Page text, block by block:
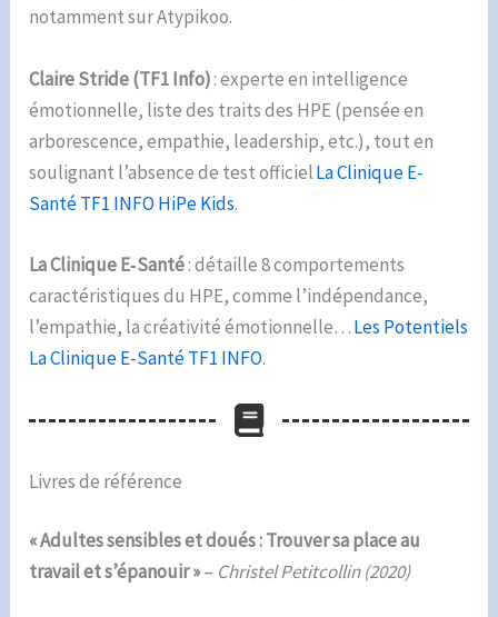
notamment sur Atypikoo.
Claire Stride (TF1 Info): experte en intelligence
émotionnelle, liste des traits des HPE (pensée en
arborescence, empathie, leadership, etc.), tout en
soulignant l’absence de test officielLa Clinique E-
Santé TF1 INFO HiPe Kids.
La Clinique E‑Santé: détaille 8 comportements
caractéristiques du HPE, comme l’indépendance,
l’empathie, la créativité émotionnelle…Les Potentiels
La Clinique E-Santé TF1 INFO.
Livres de référence
« Adultes sensibles et doués : Trouver sa place au
travail et s’épanouir »– Christel Petitcollin (2020)